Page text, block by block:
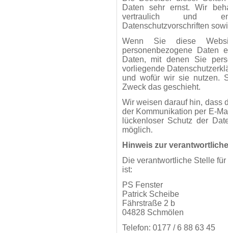
Daten sehr ernst. Wir
vertraulich und
Datenschutzvorschriften
Wenn Sie diese
personenbezogene Daten
Daten, mit denen Sie
vorliegende
und wofür wir sie nutzen.
Zweck das geschieht.
Wir weisen darauf hin, dass
der Kommunikation per E-
lückenloser Schutz der
möglich.
Hinweis zur
Die verantwortliche Stelle
ist:
PS Fenster
Patrick Scheibe
Fährstraße 2 b
04828 Schmölen
Telefon: 0177 / 6 88 63 45